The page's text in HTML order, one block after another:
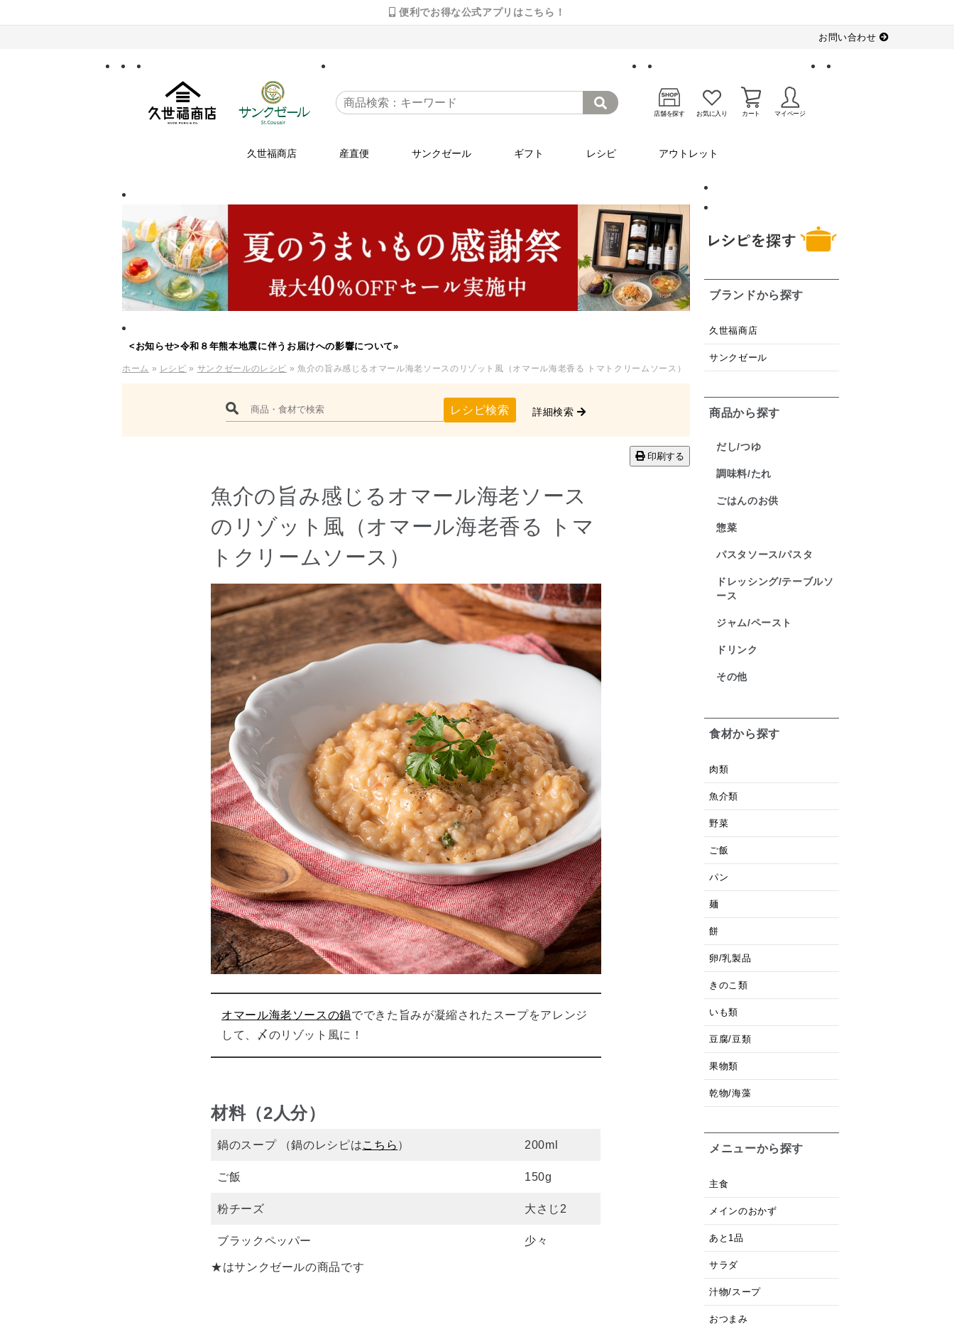
便利でお得な公式アプリはこちら！
お問い合わせ
店舗を探す お気に入り カート マイページ
久世福商店 産直便 サンクゼール ギフト レシピ アウトレット
<お知らせ>令和８年熊本地震に伴うお届けへの影響について»
ホーム » レシピ » サンクゼールのレシピ » 魚介の旨み感じるオマール海老ソースのリゾット風（オマール海老香る トマトクリームソース）
レシピ検索 詳細検索
印刷する
魚介の旨み感じるオマール海老ソース
のリゾット風（オマール海老香る トマ
トクリームソース）
オマール海老ソースの鍋でできた旨みが凝縮されたスープをアレンジ
して、〆のリゾット風に！
材料（2人分）
鍋のスープ （鍋のレシピはこちら ） 200ml
ご飯 150g
粉チーズ 大さじ2
ブラックペッパー 少々
★はサンクゼールの商品です
ブランドから探す
久世福商店
サンクゼール
商品から探す
だし/つゆ
調味料/たれ
ごはんのお供
惣菜
パスタソース/パスタ
ドレッシング/テーブルソ
ース
ジャム/ペースト
ドリンク
その他
食材から探す
肉類
魚介類
野菜
ご飯
パン
麺
餅
卵/乳製品
きのこ類
いも類
豆腐/豆類
果物類
乾物/海藻
メニューから探す
主食
メインのおかず
あと1品
サラダ
汁物/スープ
おつまみ